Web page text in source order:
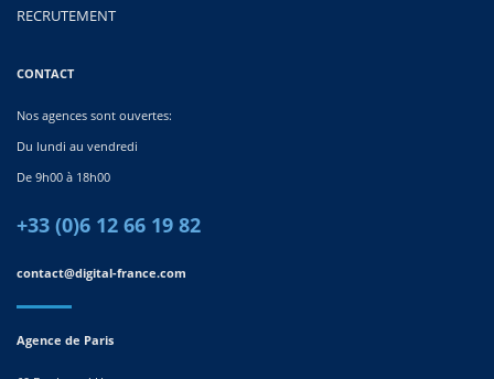
RECRUTEMENT
CONTACT
Nos agences sont ouvertes:
Du lundi au vendredi
De 9h00 à 18h00
+33 (0)6 12 66 19 82
contact@digital-france.com
Agence de Paris